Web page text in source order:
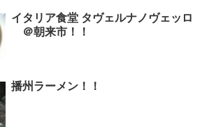
イタリア食堂 タヴェルナノヴェッロ
＠朝来市！！
播州ラーメン！！